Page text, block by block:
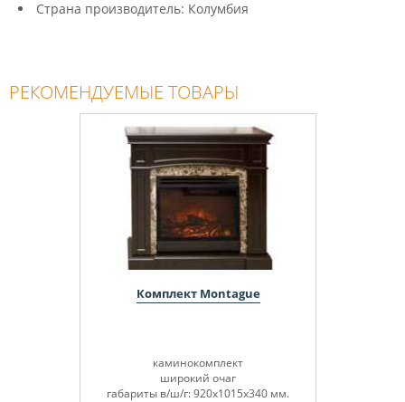
Страна производитель: Колумбия
РЕКОМЕНДУЕМЫЕ ТОВАРЫ
Комплект Montague
каминокомплект
широкий очаг
габариты в/ш/г: 920х1015х340 мм.